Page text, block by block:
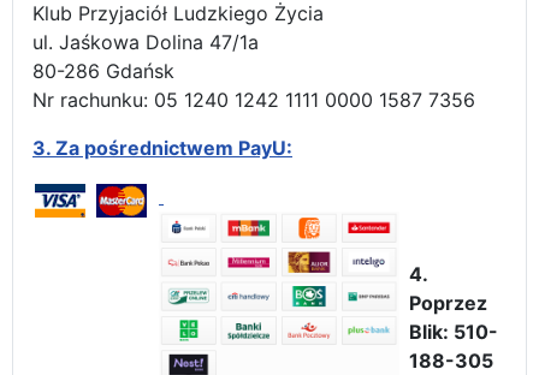
Klub Przyjaciół Ludzkiego Życia
ul. Jaśkowa Dolina 47/1a
80-286 Gdańsk
Nr rachunku: 05 1240 1242 1111 0000 1587 7356
3. Za pośrednictwem PayU:
4.
Poprzez
Blik: 510-
188-305